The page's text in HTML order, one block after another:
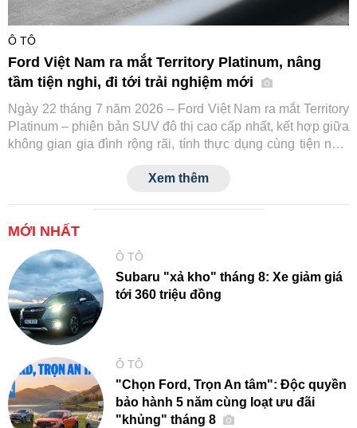
Ô TÔ
Ford Việt Nam ra mắt Territory Platinum, nâng
tầm tiện nghi, đi tới trải nghiệm mới
Ngày 22 tháng 7 năm 2026 – Ford Việt Nam ra mắt Territory
Platinum – phiên bản SUV đô thị cao cấp nhất, kết hợp giữa
không gian gia đình rộng rãi, tính thực dụng cùng tiện nghi
Xem thêm
MỚI NHẤT
Ô TÔ
Subaru "xả kho" tháng 8: Xe giảm giá
tới 360 triệu đồng
Ô TÔ
"Chọn Ford, Trọn An tâm": Độc quyền
bảo hành 5 năm cùng loạt ưu đãi
"khủng" tháng 8